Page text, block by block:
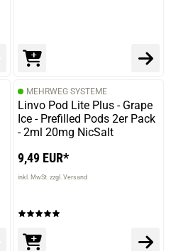
MEHRWEG SYSTEME
Linvo Pod Lite Plus - Grape
Ice - Prefilled Pods 2er Pack
- 2ml 20mg NicSalt
9,49 EUR*
inkl. MwSt. zzgl. Versand